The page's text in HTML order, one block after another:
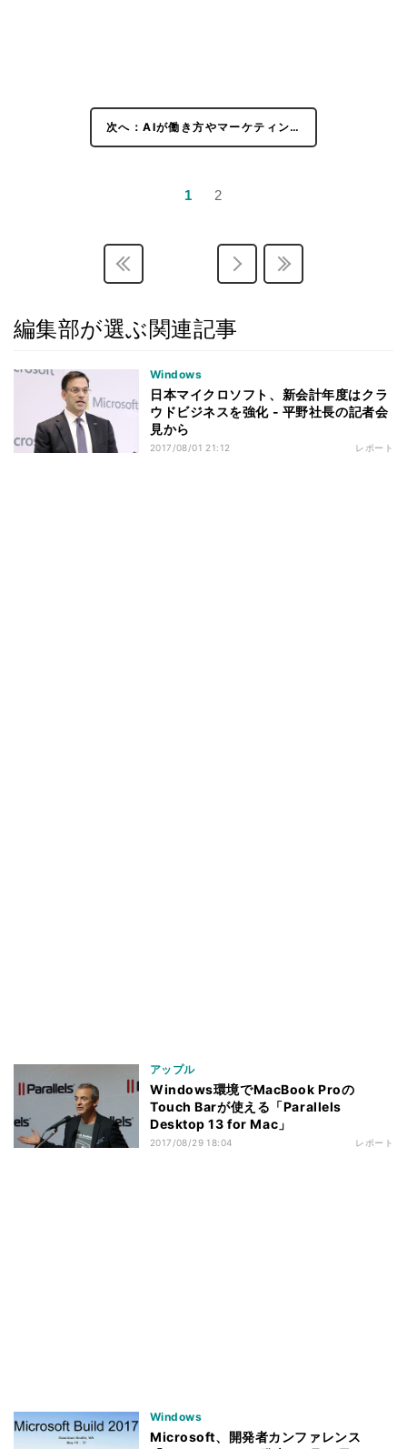
次へ：AIが働き方やマーケティン…
1 2
編集部が選ぶ関連記事
Windows
日本マイクロソフト、新会計年度はクラ
ウドビジネスを強化 - 平野社長の記者会
見から
2017/08/01 21:12 レポート
アップル
Windows環境でMacBook Proの
Touch Barが使える「Parallels
Desktop 13 for Mac」
2017/08/29 18:04 レポート
Windows
Microsoft、開発者カンファレンス